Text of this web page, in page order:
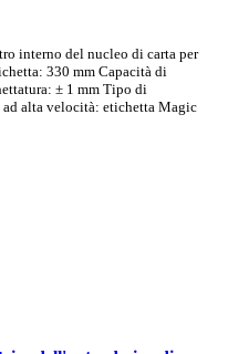
interno del nucleo di carta per
330 mm Capacità di
± 1 mm Tipo di
ad alta velocità: etichetta Magic